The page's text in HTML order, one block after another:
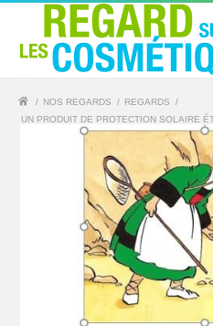
/ NOS REGARDS / REGARDS
/
UN PRODUIT DE PROTECTION SOLAIRE